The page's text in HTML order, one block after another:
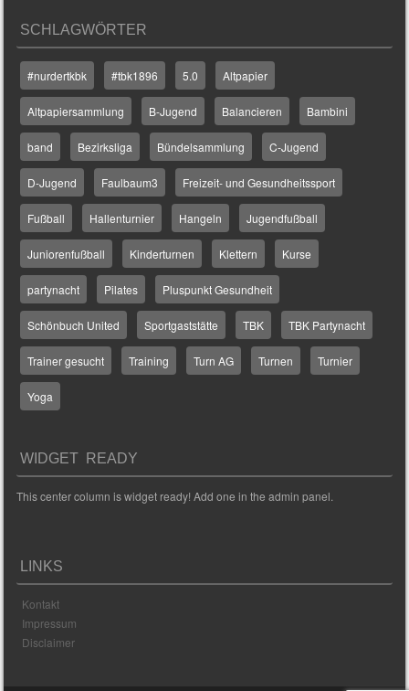
SCHLAGWÖRTER
#nurdertkbk #tbk1896 5.0 Altpapier
Altpapiersammlung B-Jugend Balancieren Bambini
band Bezirksliga Bündelsammlung C-Jugend
D-Jugend Faulbaum3 Freizeit- und Gesundheitssport
Fußball Hallenturnier Hangeln Jugendfußball
Juniorenfußball Kinderturnen Klettern Kurse
partynacht Pilates Pluspunkt Gesundheit
Schönbuch United Sportgaststätte TBK TBK Partynacht
Trainer gesucht Training Turn AG Turnen Turnier
Yoga
WIDGET READY
This center column is widget ready! Add one in the admin panel.
LINKS
Kontakt
Impressum
Disclaimer